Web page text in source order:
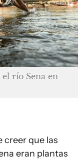
río Sena en
creer que las
eran plantas